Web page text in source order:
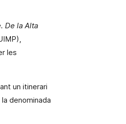
. De la Alta
les
un itinerari
denominada